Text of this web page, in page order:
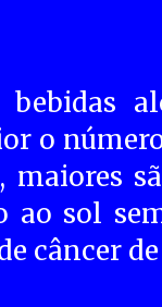
o
ao sol
câncer